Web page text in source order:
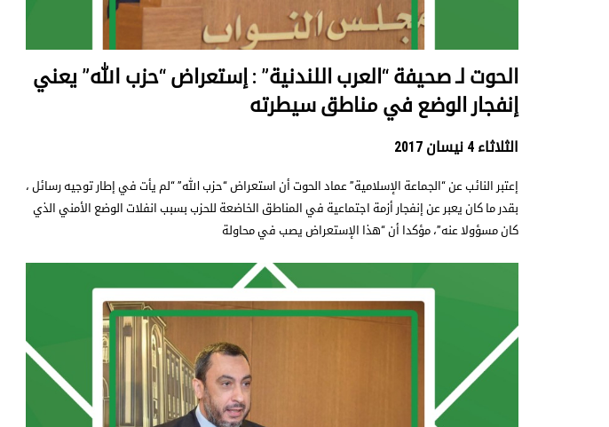
الحوت لـ صحيفة “العرب اللندنية” : إستعراض “حزب الله” يعني
إنفجار الوضع في مناطق سيطرته
الثلاثاء 4 نيسان 2017
إعتبر النائب عن “الجماعة الإسلامية” عماد الحوت أن استعراض “حزب الله” “لم يأت في إطار توجيه رسائل ،
بقدر ما كان يعبر عن إنفجار أزمة اجتماعية في المناطق الخاضعة للحزب بسبب انفلات الوضع الأمني الذي
كان مسؤولا عنه”، مؤكدا أن “هذا الإستعراض يصب في محاولة